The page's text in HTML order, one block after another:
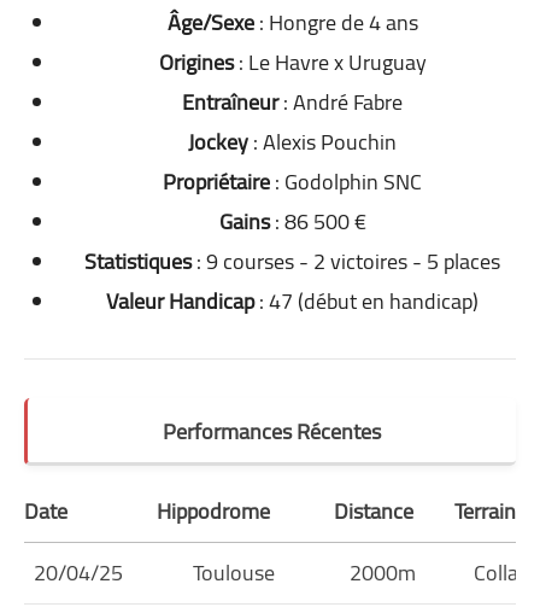
Âge/Sexe: Hongre de 4 ans
Origines: Le Havre x Uruguay
Entraîneur: André Fabre
Jockey: Alexis Pouchin
Propriétaire: Godolphin SNC
Gains: 86 500 €
Statistiques: 9 courses - 2 victoires - 5 places
Valeur Handicap: 47 (début en handicap)
Performances Récentes
Date Hippodrome Distance
Terrain
20/04/25
Toulouse 2000m
Collant